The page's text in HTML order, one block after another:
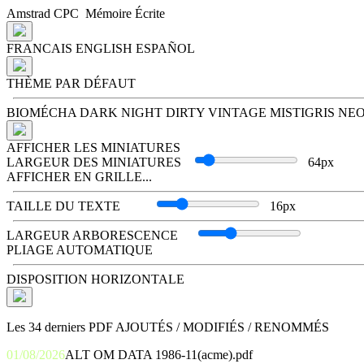
Amstrad CPC Mémoire Écrite
FRANCAIS ENGLISH ESPAÑOL
THÈME PAR DÉFAUT
BIOMÉCHA DARK NIGHT DIRTY VINTAGE MISTIGRIS
AFFICHER LES MINIATURES
LARGEUR DES MINIATURES
64px
AFFICHER EN GRILLE...
TAILLE DU TEXTE 16px
LARGEUR ARBORESCENCE
PLIAGE AUTOMATIQUE
DISPOSITION HORIZONTALE
Les 34 derniers PDF AJOUTÉS /MODIFIÉS /RENOMMÉS
01/08/2026ALT OM DATA 1986-11(acme).pdf